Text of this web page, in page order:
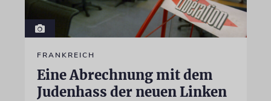
FRANKREICH
Eine Abrechnung mit dem
Judenhass der neuen Linken